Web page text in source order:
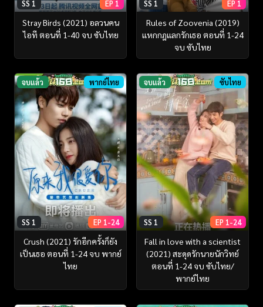
SS 1 EP 1
Stray Birds (2021) อลวนคน
ไอที ตอนที่ 1-40 จบ ซับไทย
SS 1 EP 1
Rules of Zoovenia (2019)
แหกกฎแลกรักเธอ ตอนที่ 1-24
จบ ซับไทย
จบแล้ว พากย์ไทย
SS 1 EP 1-24
Crush (2021) รักอีกครั้งก็ยัง
เป็นเธอ ตอนที่ 1-24 จบ พากย์
ไทย
จบแล้ว ซับไทย
SS 1 EP 1-24
Fall in love with a scientist
(2021) สะดุดรักนายนักวิทย์
ตอนที่ 1-24 จบ ซับไทย/
พากย์ไทย